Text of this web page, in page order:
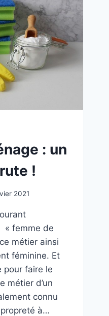
: un
!
2021
« femme de
métier ainsi
féminine. Et
pour faire le
métier d’un
connu
propreté à…